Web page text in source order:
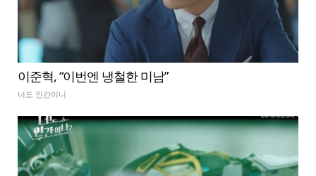
이준혁, “이번엔 냉철한 미남”
너도 인간이니